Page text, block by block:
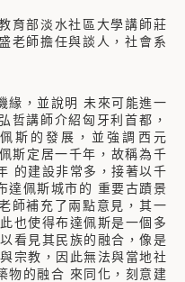
育部淡水社區大學講師莊
老師擔任與談人，社會系
緣，並說明 未來可能進一
哲講師介紹匈牙利首都，
斯的發展，並強調西元
斯定居一千年，故稱為千
的建設非常多，接著以千
達佩斯城市的 重要古蹟景
師補充了兩點意見，其一
也使得布達佩斯是一個多
看見其民族的融合，像是
宗教，因此無法與當地社
物的融合 來同化，刻意建